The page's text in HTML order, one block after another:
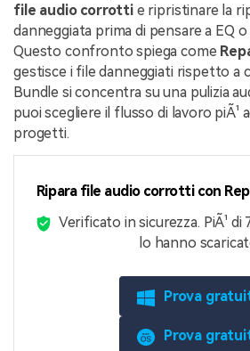
file audio corrottie ripristinare la
danneggiata prima di pensare a EQ
Questo confronto spiega come
gestisce i file danneggiati rispetto a
Bundle si concentra su una pulizia
puoi scegliere il flusso di lavoro piÃ¹
progetti.
Ripara file audio corrotti con
Verificato in sicurezza. PiÃ¹
lo hanno
Prova
Prova